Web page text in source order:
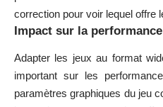
correction pour voir lequel offre
Impact sur la performance
Adapter les jeux au format
important sur les
paramètres graphiques du jeu